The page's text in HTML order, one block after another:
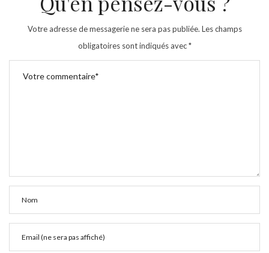
Votre adresse de messagerie ne sera pas publiée. Les champs
obligatoires sont indiqués avec*